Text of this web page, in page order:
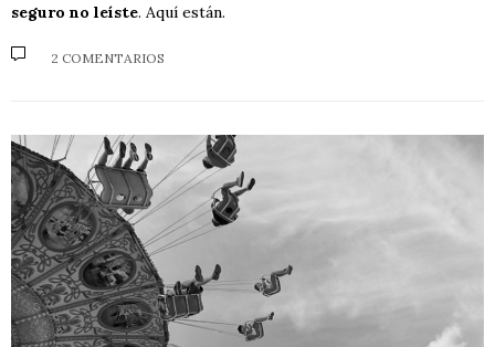
seguro no leíste. Aquí están.
2 COMENTARIOS